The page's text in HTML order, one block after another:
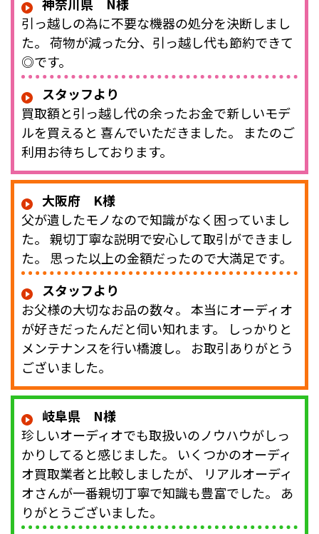
引っ越しの為に不要な機器の処分を決断しまし
た。 荷物が減った分、引っ越し代も節約できて
◎です。
スタッフより
買取額と引っ越し代の余ったお金で新しいモデ
ルを買えると 喜んでいただきました。 またのご
利用お待ちしております。
大阪府 K様
父が遺したモノなので知識がなく困っていまし
た。 親切丁寧な説明で安心して取引ができまし
た。 思った以上の金額だったので大満足です。
スタッフより
お父様の大切なお品の数々。 本当にオーディオ
が好きだったんだと伺い知れます。 しっかりと
メンテナンスを行い橋渡し。 お取引ありがとう
ございました。
岐阜県 N様
珍しいオーディオでも取扱いのノウハウがしっ
かりしてると感じました。 いくつかのオーディ
オ買取業者と比較しましたが、 リアルオーディ
オさんが一番親切丁寧で知識も豊富でした。 あ
りがとうございました。